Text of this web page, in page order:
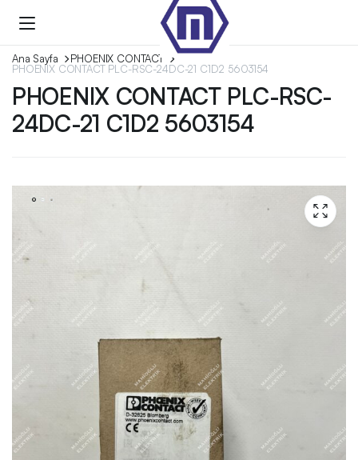
Ana Sayfa
PHOENIX CONTACT
PHOENIX CONTACT PLC-RSC-24DC-21 C1D2 5603154
PHOENIX CONTACT PLC-RSC-
24DC-21 C1D2 5603154